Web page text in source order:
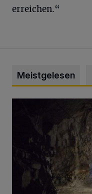
erreichen.“
Meistgelesen